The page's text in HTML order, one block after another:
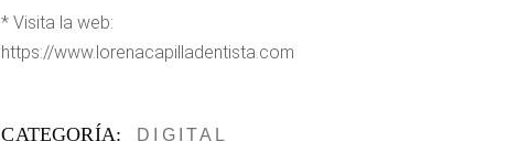
* Visita la web:
https://www.lorenacapilladentista.com
CATEGORÍA: DIGITAL